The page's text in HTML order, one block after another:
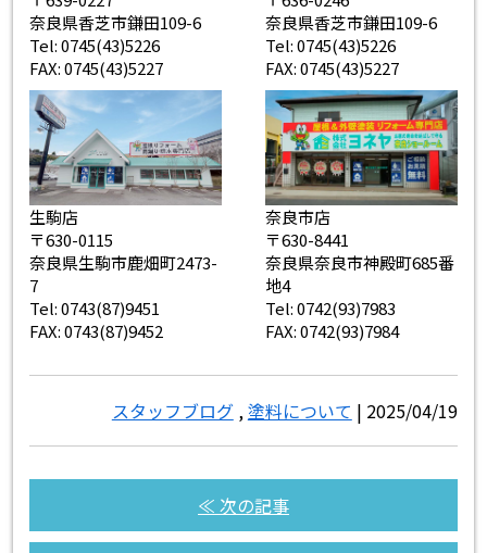
奈良県香芝市鎌田109-6
Tel: 0745(43)5226
FAX: 0745(43)5227
奈良県香芝市鎌田109-6
Tel: 0745(43)5226
FAX: 0745(43)5227
生駒店
〒630-0115
奈良県生駒市鹿畑町2473-
7
Tel: 0743(87)9451
FAX: 0743(87)9452
奈良市店
〒630-8441
奈良県奈良市神殿町685番
地4
Tel: 0742(93)7983
FAX: 0742(93)7984
スタッフブログ,塗料について | 2025/04/19
≪ 次の記事